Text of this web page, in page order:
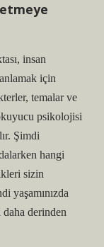
insan
için
temalar ve
psikolojisi
Şimdi
hangi
sizin
yaşamınızda
derinden